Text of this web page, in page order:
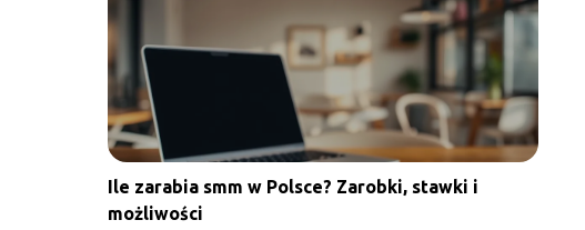
Ile zarabia smm w Polsce? Zarobki, stawki i
możliwości